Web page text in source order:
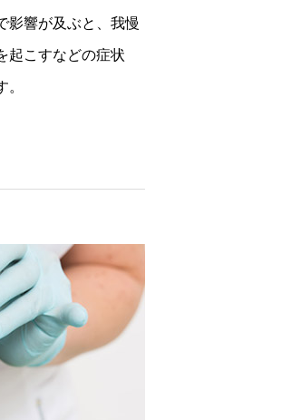
影響が及ぶと、我慢
起こすなどの症状